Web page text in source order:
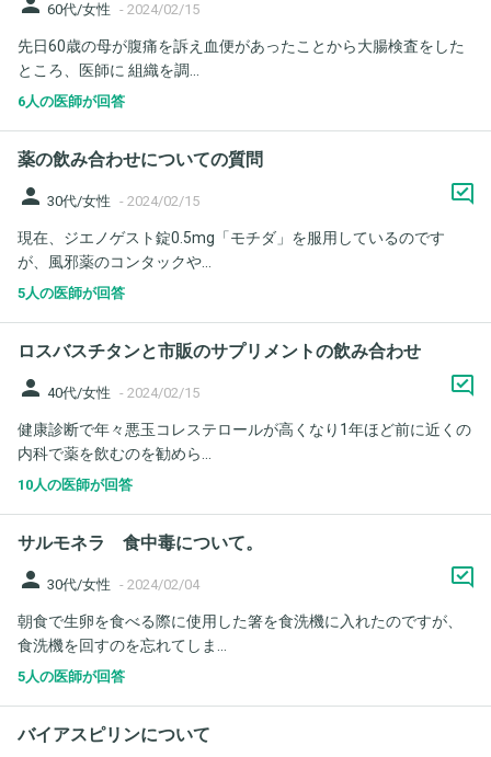
60代/女性 - 2024/02/15
先日60歳の母が腹痛を訴え血便があったことから大腸検査をした
ところ、医師に 組織を調...
6人の医師が回答
薬の飲み合わせについての質問
person 30代/女性 - 2024/02/15
現在、ジエノゲスト錠0.5mg「モチダ」を服用しているのです
が、風邪薬のコンタックや...
5人の医師が回答
ロスバスチタンと市販のサプリメントの飲み合わせ
person 40代/女性 - 2024/02/15
健康診断で年々悪玉コレステロールが高くなり1年ほど前に近くの
内科で薬を飲むのを勧めら...
10人の医師が回答
サルモネラ 食中毒について。
person 30代/女性 - 2024/02/04
朝食で生卵を食べる際に使用した箸を食洗機に入れたのですが、
食洗機を回すのを忘れてしま...
5人の医師が回答
バイアスピリンについて